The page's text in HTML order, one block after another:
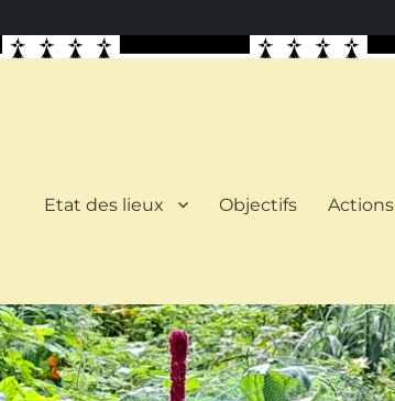
Etat des lieux Objectifs Actions